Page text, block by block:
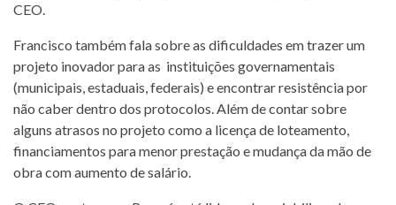
CEO.
Francisco também fala sobre as dificuldades em trazer um
projeto inovador para as instituições governamentais
(municipais, estaduais, federais) e encontrar resistência por
não caber dentro dos protocolos. Além de contar sobre
alguns atrasos no projeto como a licença de loteamento,
financiamentos para menor prestação e mudança da mão de
obra com aumento de salário.